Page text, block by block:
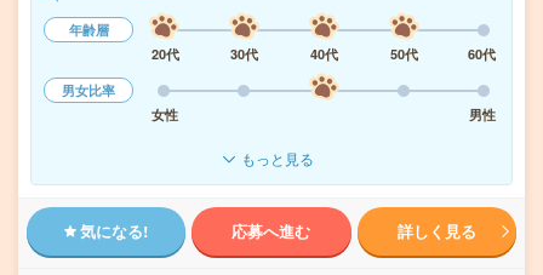
年齢層
20代
30代 40代 50代
60代
男女比率
女性
男性
もっと見る
気になる! 応募へ進む 詳しく見る